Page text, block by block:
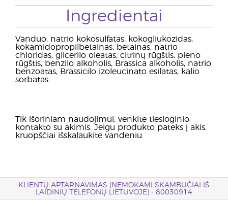
Ingredientai
Vanduo, natrio kokosulfatas, kokogliukozidas,
kokamidopropilbetainas, betainas, natrio
chloridas, glicerilo oleatas, citrinų rūgštis, pieno
rūgštis, benzilo alkoholis, Brassica alkoholis, natrio
benzoatas, Brassicilo izoleucinato esilatas, kalio
sorbatas.
Tik išoriniam naudojimui, venkite tiesioginio
kontakto su akimis. Jeigu produkto pateks į akis,
kruopščiai išskalaukite vandeniu.
KLIENTŲ APTARNAVIMAS (NEMOKAMI SKAMBUČIAI IŠ
LAIDINIŲ TELEFONŲ LIETUVOJE) - 80030914